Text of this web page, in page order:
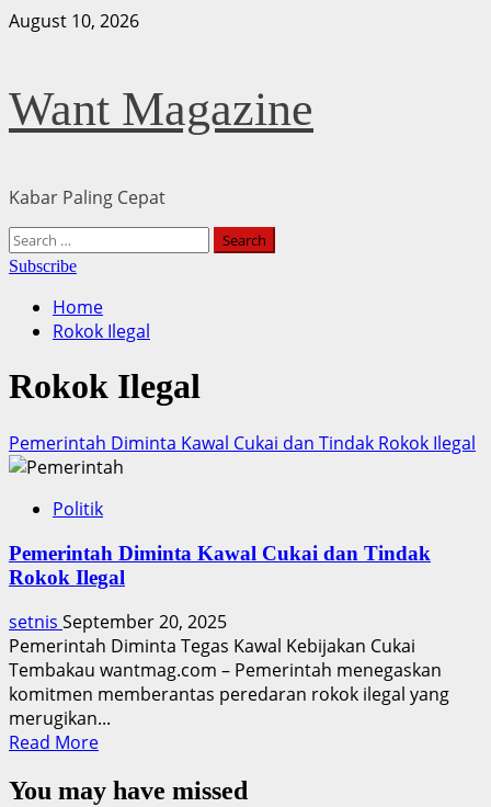
Skip
August 10, 2026
Want Magazine
Kabar Paling Cepat
Primary
Menu
Search
for:
Subscribe
Home
Rokok Ilegal
Rokok Ilegal
Pemerintah Diminta Kawal Cukai dan Tindak Rokok Ilegal
Politik
Pemerintah Diminta Kawal Cukai dan Tindak
Rokok Ilegal
setnis September 20, 2025
Pemerintah Diminta Tegas Kawal Kebijakan Cukai
Tembakau wantmag.com – Pemerintah menegaskan
komitmen memberantas peredaran rokok ilegal yang
merugikan...
Read MoreRead
about
You may have missed